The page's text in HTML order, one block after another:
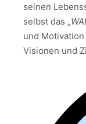
seinen
selbst das „
und
Visionen und